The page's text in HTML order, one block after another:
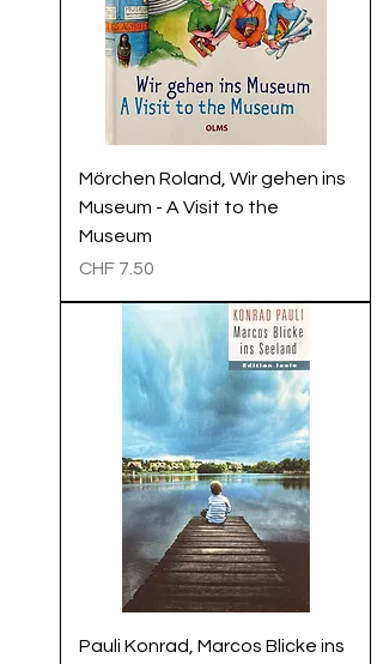
Mörchen Roland, Wir gehen ins
Museum - A Visit to the
Museum
Preis
CHF 7.50
Pauli Konrad, Marcos Blicke ins